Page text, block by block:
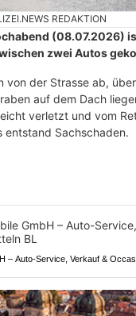
REDAKTION
(08.07.2026)
zwei Autos
von der Strasse ab,
auf dem Dach
verletzt und vom
entstand Sachschaden.
– Auto-Service, Verkauf &